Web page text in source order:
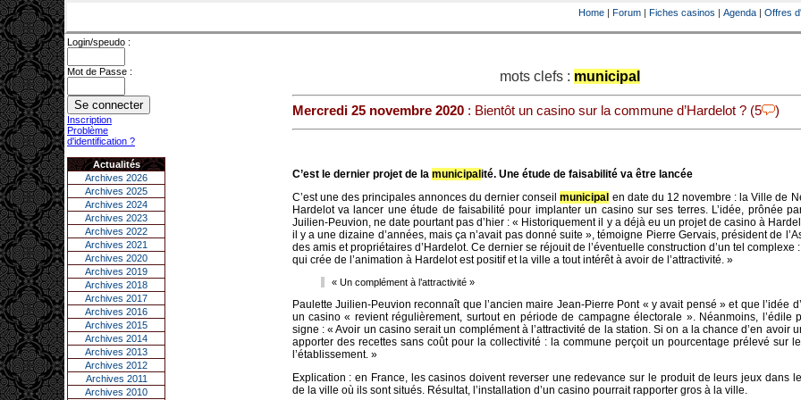
Home | Forum | Fiches casinos | Agenda | Offres
Login/speudo :
Mot de Passe :
Inscription
Problème
d'identification ?
Actualités
Archives 2026
Archives 2025
Archives 2024
Archives 2023
Archives 2022
Archives 2021
Archives 2020
Archives 2019
Archives 2018
Archives 2017
Archives 2016
Archives 2015
Archives 2014
Archives 2013
Archives 2012
Archives 2011
Archives 2010
mots clefs : municipal
Mercredi 25 novembre 2020: Bientôt un casino sur la commune d’Hardelot ? (5 )
C’est le dernier projet de la municipal ité. Une étude de faisabilité va être lancée
C’est une des principales annonces du dernier conseilmunicipal en date du 12 novembre : la Ville de
Hardelot va lancer une étude de faisabilité pour implanter un casino sur ses terres. L’idée, prônée
Juilien-Peuvion, ne date pourtant pas d’hier : « Historiquement il y a déjà eu un projet de casino à
il y a une dizaine d’années, mais ça n’avait pas donné suite », témoigne Pierre Gervais, président de
des amis et propriétaires d’Hardelot. Ce dernier se réjouit de l’éventuelle construction d’un tel complexe :
qui crée de l’animation à Hardelot est positif et la ville a tout intérêt à avoir de l’attractivité. »
« Un complément à l’attractivité »
Paulette Juilien-Peuvion reconnaît que l’ancien maire Jean-Pierre Pont « y avait pensé » et que l’idée
un casino « revient régulièrement, surtout en période de campagne électorale ». Néanmoins, l’édile
signe : « Avoir un casino serait un complément à l’attractivité de la station. Si on a la chance d’en avoir
apporter des recettes sans coût pour la collectivité : la commune perçoit un pourcentage prélevé sur
l’établissement. »
Explication : en France, les casinos doivent reverser une redevance sur le produit de leurs jeux dans
de la ville où ils sont situés. Résultat, l’installation d’un casino pourrait rapporter gros à la ville.